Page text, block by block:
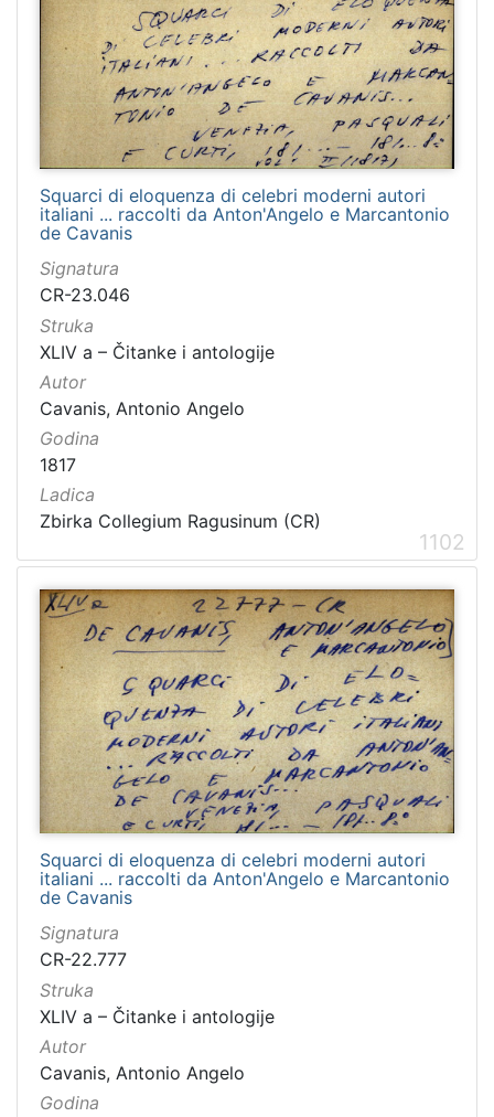
Squarci di eloquenza di celebri moderni autori
italiani ... raccolti da Anton'Angelo e Marcantonio
de Cavanis
Signatura
CR-23.046
Struka
XLIV a – Čitanke i antologije
Autor
Cavanis, Antonio Angelo
Godina
1817
Ladica
Zbirka Collegium Ragusinum (CR)
1102
Squarci di eloquenza di celebri moderni autori
italiani ... raccolti da Anton'Angelo e Marcantonio
de Cavanis
Signatura
CR-22.777
Struka
XLIV a – Čitanke i antologije
Autor
Cavanis, Antonio Angelo
Godina